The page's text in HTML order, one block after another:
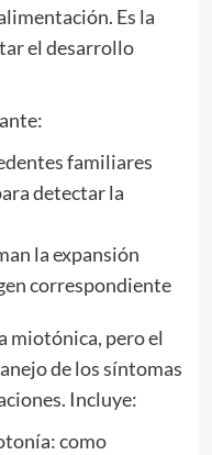
Es la
el desarrollo
familiares
detectar la
la expansión
correspondiente
miotónica, pero el
de los síntomas
Incluye:
como